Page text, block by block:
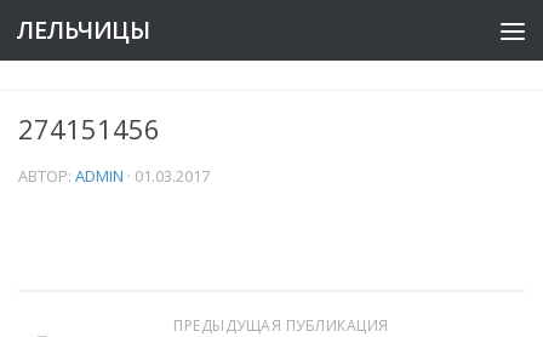
ЛЕЛЬЧИЦЫ
274151456
АВТОР: ADMIN · 01.03.2017
ПРЕДЫДУЩАЯ ПУБЛИКАЦИЯ